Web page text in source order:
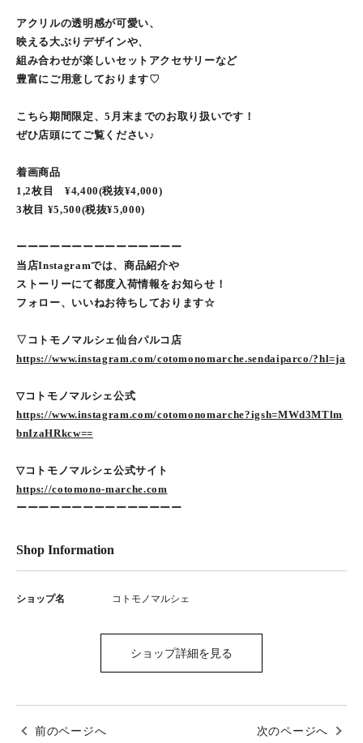
アクリルの透明感が可愛い、
映える大ぶりデザインや、
組み合わせが楽しいセットアクセサリーなど
豊富にご用意しております♡
こちら期間限定、5月末までのお取り扱いです！
ぜひ店頭にてご覧ください♪
着画商品
1,2枚目 ¥4,400(税抜¥4,000)
3枚目 ¥5,500(税抜¥5,000)
ーーーーーーーーーーーーーーー
当店Instagramでは、商品紹介や
ストーリーにて都度入荷情報をお知らせ！
フォロー、いいねお待ちしております☆
▽コトモノマルシェ仙台パルコ店
https://www.instagram.com/cotomonomarche.sendaiparco/?hl=ja
▽コトモノマルシェ公式
https://www.instagram.com/cotomonomarche?igsh=MWd3MTlm
bnIzaHRkcw==
▽コトモノマルシェ公式サイト
https://cotomono-marche.com
ーーーーーーーーーーーーーーー
Shop Information
ショップ名 コトモノマルシェ
ショップ詳細を見る
前のページへ 次のページへ